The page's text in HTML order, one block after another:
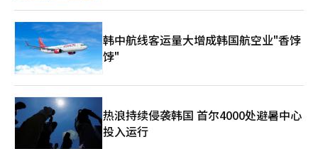
韩中航线客运量大增成韩国航空业"香饽
饽"
热浪持续侵袭韩国 首尔4000处避暑中心
投入运行